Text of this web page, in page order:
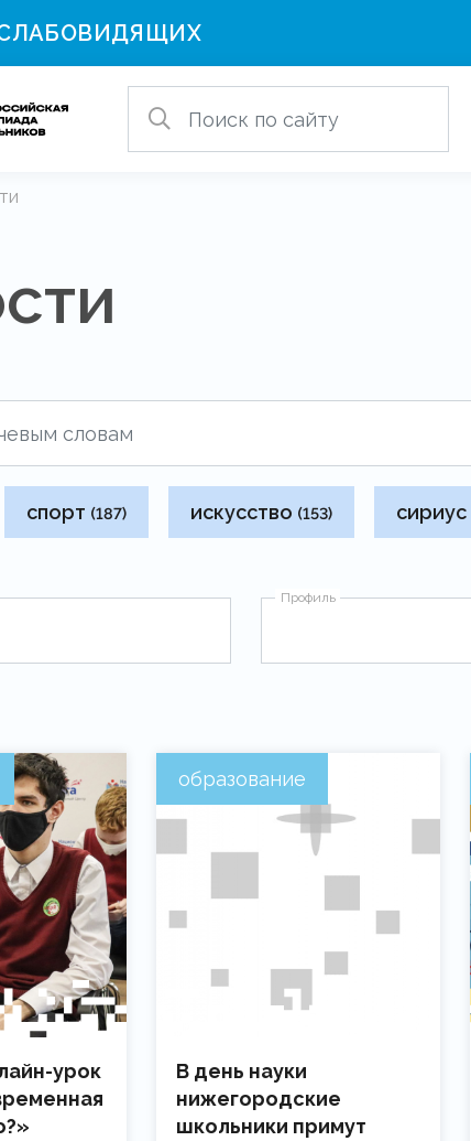
спорт (187) искусство (153) сириус
Профиль
урок
образование
В день науки
нижегородские
школьники примут